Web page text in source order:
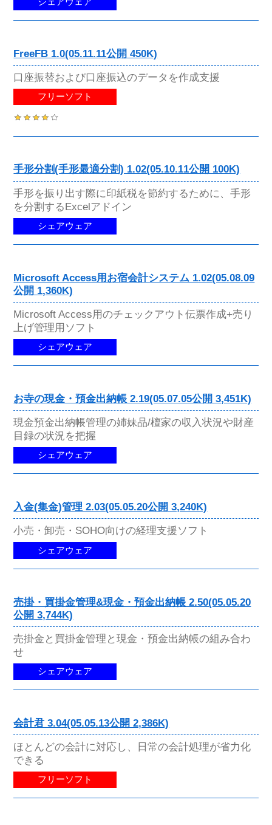
FreeFB 1.0(05.11.11公開 450K)
口座振替および口座振込のデータを作成支援
フリーソフト
手形分割(手形最適分割) 1.02(05.10.11公開 100K)
手形を振り出す際に印紙税を節約するために、手形
を分割するExcelアドイン
シェアウェア
Microsoft Access用お宿会計システム 1.02(05.08.09
公開 1,360K)
Microsoft Access用のチェックアウト伝票作成+売り
上げ管理用ソフト
シェアウェア
お寺の現金・預金出納帳 2.19(05.07.05公開 3,451K)
現金預金出納帳管理の姉妹品/檀家の収入状況や財産
目録の状況を把握
シェアウェア
入金(集金)管理 2.03(05.05.20公開 3,240K)
小売・卸売・SOHO向けの経理支援ソフト
シェアウェア
売掛・買掛金管理&現金・預金出納帳 2.50(05.05.20
公開 3,744K)
売掛金と買掛金管理と現金・預金出納帳の組み合わ
せ
シェアウェア
会計君 3.04(05.05.13公開 2,386K)
ほとんどの会計に対応し、日常の会計処理が省力化
できる
フリーソフト